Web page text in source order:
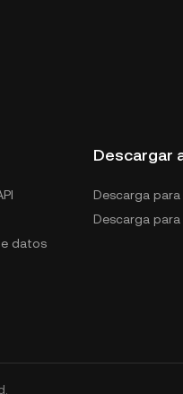
datos
Descargar
Descarga
Descarga para